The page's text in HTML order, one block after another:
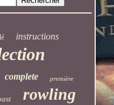
instructions
complete première
rowling